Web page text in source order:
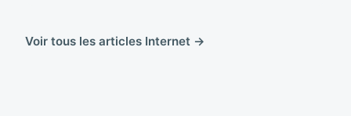
Voir tous les articles Internet →